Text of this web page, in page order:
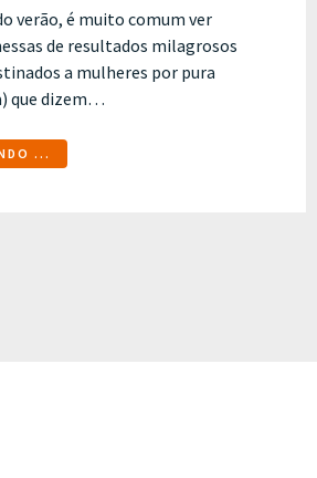
verão, é muito comum ver
de resultados milagrosos
a mulheres por pura
que dizem…
...